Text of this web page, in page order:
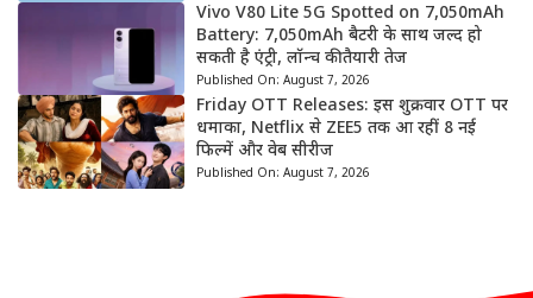
Vivo V80 Lite 5G Spotted on 7,050mAh
Battery: 7,050mAh बैटरी के साथ जल्द हो
सकती है एंट्री, लॉन्च की तैयारी तेज
Published On: August 7, 2026
Friday OTT Releases: इस शुक्रवार OTT पर
धमाका, Netflix से ZEE5 तक आ रहीं 8 नई
फिल्में और वेब सीरीज
Published On: August 7, 2026